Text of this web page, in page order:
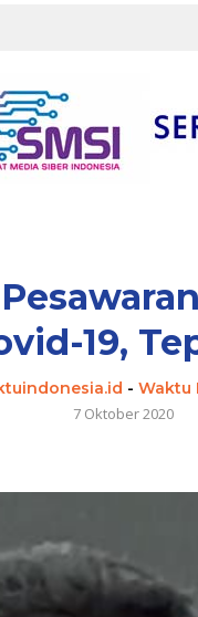
19,
-Waktu
7 Oktober 2020